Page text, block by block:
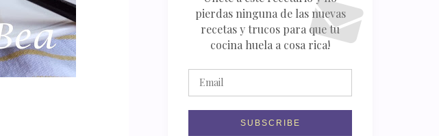
pierdas ninguna de las nuevas
recetas y trucos para que tu
cocina huela a cosa rica!